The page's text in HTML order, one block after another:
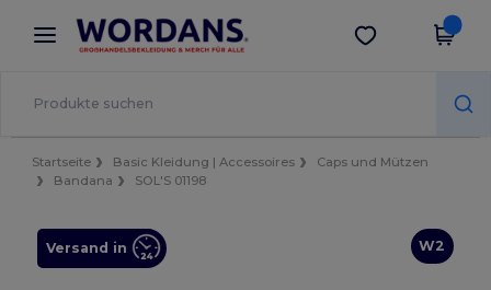
× Wordans App
Bessere Preise in der App!
App holen
Startseite Basic Kleidung | Accessoires
Caps und Mützen
Bandana
SOL'S 01198
W2
Versand in